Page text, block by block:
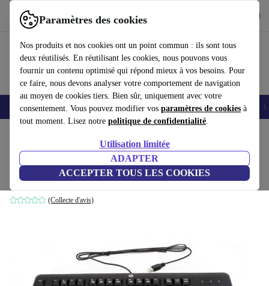
Paramètres des cookies
Nos produits et nos cookies ont un point commun : ils sont tous
deux réutilisés. En réutilisant les cookies, nous pouvons vous
fournir un contenu optimisé qui répond mieux à vos besoins. Pour
ce faire, nous devons analyser votre comportement de navigation
au moyen de cookies tiers. Bien sûr, uniquement avec votre
consentement. Vous pouvez modifier vos paramètres de cookies à
tout moment. Lisez notre politique de confidentialité.
Utilisation limitée
ADAPTER
ACCEPTER TOUS LES COOKIES
Utilisez refurbed rapidement et facilement
Smartphones Laptops Tablettes Montres connectées Accessoires
HP 672647-002
Noir | SE
(Collecte d'avis)